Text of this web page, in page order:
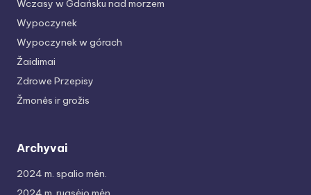
Wczasy w Gdańsku nad morzem
Wypoczynek
Wypoczynek w górach
Žaidimai
Zdrowe Przepisy
Žmonės ir grožis
Archyvai
2024 m. spalio mėn.